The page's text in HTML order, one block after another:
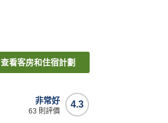
查看客房和住宿計劃
4.3
非常好
63 則評價